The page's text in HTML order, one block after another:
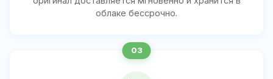
облаке бессрочно.